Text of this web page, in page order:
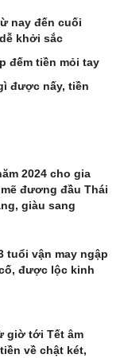
nay đến cuối
khởi sắc
đếm tiền mỏi tay
được nấy, tiền
2024 cho gia
đương đầu Thái
giàu sang
tuổi vận may ngập
được lộc kinh
giờ tới Tết âm
về chật két,